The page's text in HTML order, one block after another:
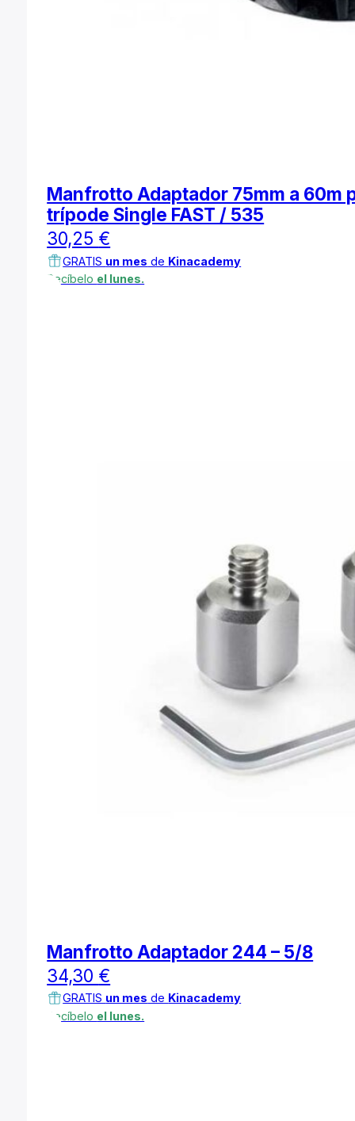
Manfrotto Adaptador 75mm a 60m
trípode Single FAST / 535
30,25 €
GRATIS un mes de Kinacademy
Recíbelo el lunes.
Manfrotto Adaptador 244 – 5/8
34,30 €
GRATIS un mes de Kinacademy
Recíbelo el lunes.